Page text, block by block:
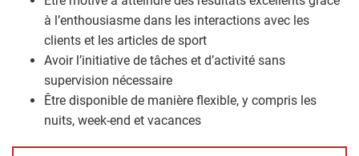
à l’enthousiasme dans les interactions avec les
clients et les articles de sport
Avoir l’initiative de tâches et d’activité sans
supervision nécessaire
Être disponible de manière flexible, y compris les
nuits, week-end et vacances